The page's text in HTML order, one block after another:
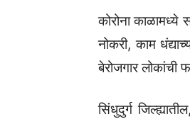
कोरोना
नोकरी, काम
बेरोजगार
सिंधुदुर्ग